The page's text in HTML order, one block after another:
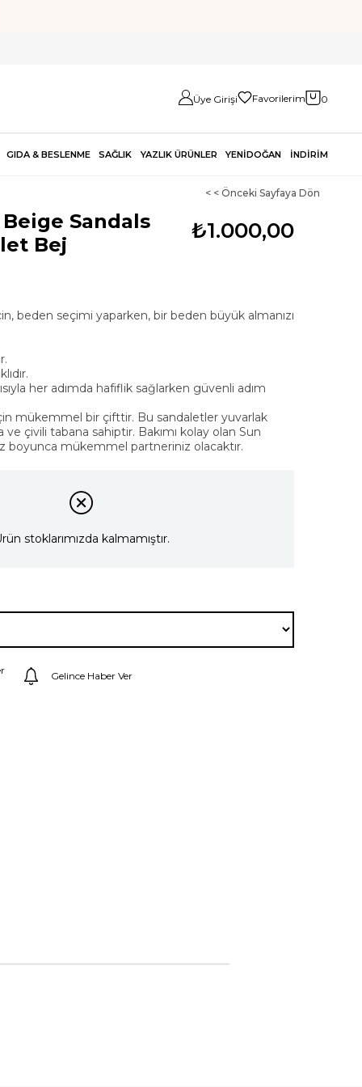
Üye Girişi Favorilerim 0
GIDA & BESLENME SAĞLIK YAZLIK ÜRÜNLER YENİDOĞAN İNDİRİM
< < Önceki Sayfaya Dön
₺1.000,00
Sandals
Bej
beden seçimi yaparken, bir beden büyük almanızı
her adımda hafiflik sağlarken güvenli adım
mükemmel bir çifttir. Bu sandaletler yuvarlak
ve çivili tabana sahiptir. Bakımı kolay olan Sun
boyunca mükemmel partneriniz olacaktır.
stoklarımızda kalmamıştır.
Gelince Haber Ver